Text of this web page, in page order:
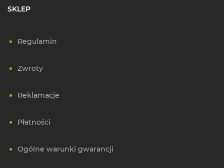
SKLEP
Regulamin
Zwroty
Reklamacje
Płatności
Ogólne warunki gwarancji